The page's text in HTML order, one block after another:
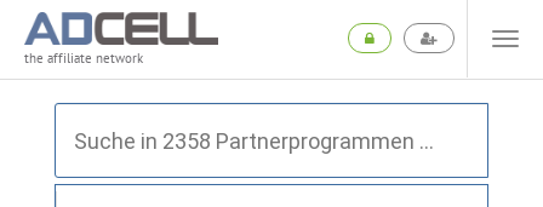
the affiliate network